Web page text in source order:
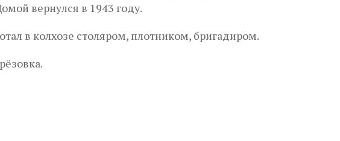
вернулся в 1943 году.
в колхозе столяром, плотником, бригадиром.